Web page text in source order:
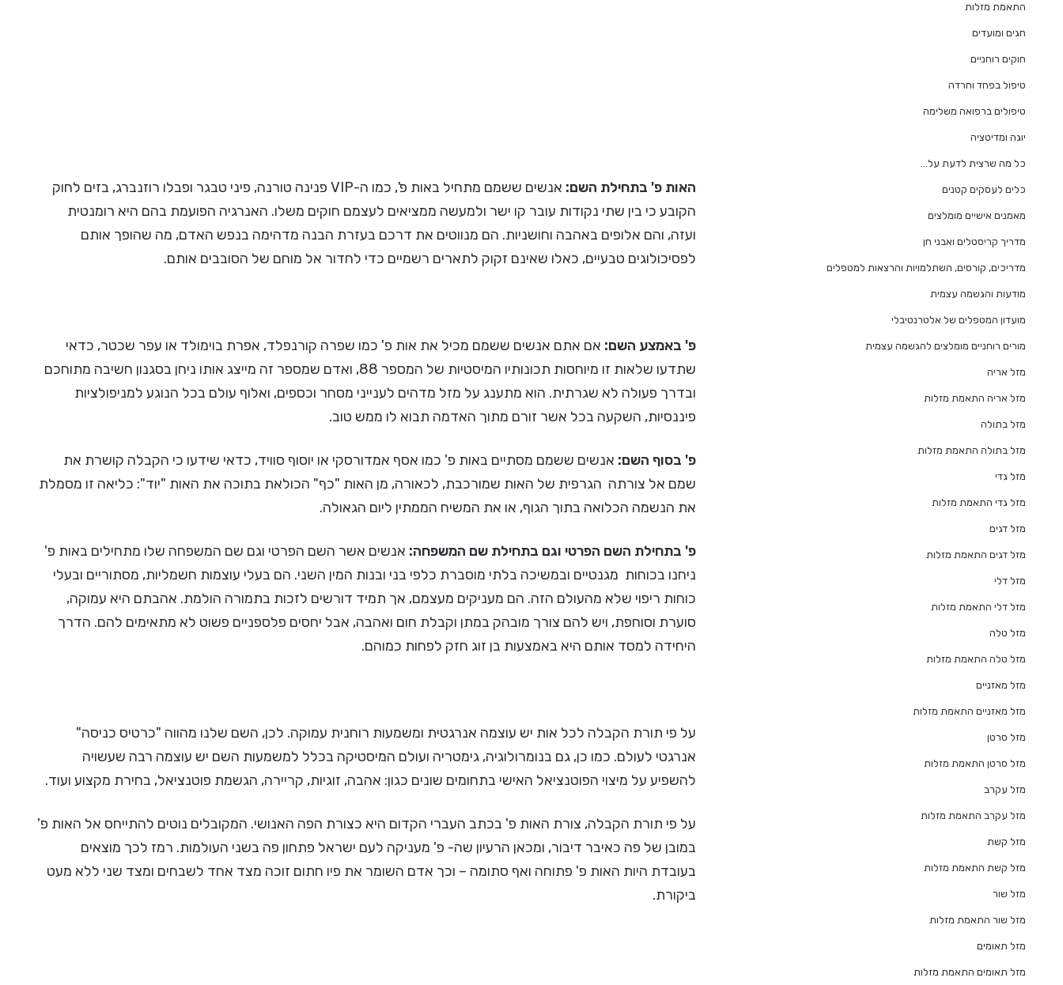
האות פ' בתחילת השם:
אנשים ששמם מתחיל באות פ', כמו ה-VIP פנינה טורנה, פיני טבגר ופבלו רוזנברג, בזים לחוק
הקובע כי בין שתי נקודות עובר קו ישר ולמעשה ממציאים לעצמם חוקים משלו. האנרגיה הפועמת בהם היא רומנטית
ועזה, והם אלופים באהבה וחושניות. הם מנווטים את דרכם בעזרת הבנה מדהימה בנפש האדם, מה שהופך אותם
לפסיכולוגים טבעיים, כאלו שאינם זקוק לתארים רשמיים כדי לחדור אל מוחם של הסובבים אותם.
פ' באמצע השם: אם אתם אנשים ששמם מכיל את אות פ' כמו שפרה קורנפלד, אפרת בוימולד או עפר שכטר, כדאי
שתדעו שלאות זו מיוחסות תכונותיו המיסטיות של המספר 88, ואדם שמספר זה מייצג אותו ניחן בסגנון חשיבה מתוחכם
ובדרך פעולה לא שגרתית. הוא מתענג על מזל מדהים לענייני מסחר וכספים, ואלוף עולם בכל הנוגע למניפולציות
פיננסיות, השקעה בכל אשר זורם מתוך האדמה תבוא לו ממש טוב.
פ' בסוף השם: אנשים ששמם מסתיים באות פ' כמו אסף אמדורסקי או יוסוף סוויד, כדאי שידעו כי הקבלה קושרת את
שמם אל צורתה הגרפית של האות שמורכבת, לכאורה, מן האות "כף" הכולאת בתוכה את האות "יוד": כליאה זו מסמלת
את הנשמה הכלואה בתוך הגוף, או את המשיח הממתין ליום הגאולה.
פ' בתחילת השם הפרטי וגם בתחילת שם המשפחה: אנשים אשר השם הפרטי וגם שם המשפחה שלו מתחילים באות פ'
ניחנו בכוחות מגנטיים ובמשיכה בלתי מוסברת כלפי בני ובנות המין השני. הם בעלי עוצמות חשמליות, מסתוריים ובעלי
כוחות ריפוי שלא מהעולם הזה. הם מעניקים מעצמם, אך תמיד דורשים לזכות בתמורה הולמת. אהבתם היא עמוקה,
סוערת וסוחפת, ויש להם צורך מובהק במתן וקבלת חום ואהבה, אבל יחסים פלספניים פשוט לא מתאימים להם. הדרך
היחידה למסד אותם היא באמצעות בן זוג חזק לפחות כמוהם.
על פי תורת הקבלה לכל אות יש עוצמה אנרגטית ומשמעות רוחנית עמוקה. לכן, השם שלנו מהווה "כרטיס כניסה"
אנרגטי לעולם. כמו כן, גם בנומרולוגיה, גימטריה ועולם המיסטיקה בכלל למשמעות השם יש עוצמה רבה שעשויה
להשפיע על מיצוי הפוטנציאל האישי בתחומים שונים כגון: אהבה, זוגיות, קריירה, הגשמת פוטנציאל, בחירת מקצוע ועוד.
על פי תורת הקבלה, צורת האות פ' בכתב העברי הקדום היא כצורת הפה האנושי. המקובלים נוטים להתייחס אל האות פ'
במובן של פה כאיבר דיבור, ומכאן הרעיון שה- פ' מעניקה לעם ישראל פתחון פה בשני העולמות. רמז לכך מוצאים
בעובדת היות האות פ' פתוחה ואף סתומה – וכך אדם השומר את פיו חתום זוכה מצד אחד לשבחים ומצד שני ללא מעט
ביקורת.
התאמת מזלות
חגים ומועדים
חוקים רוחניים
טיפול בפחד וחרדה
טיפולים ברפואה משלימה
יוגה ומדיטציה
כל מה שרצית לדעת על…
כלים לעסקים קטנים
מאמנים אישיים מומלצים
מדריך קריסטלים ואבני חן
מדריכים, קורסים, השתלמויות והרצאות למטפלים
מודעות והגשמה עצמית
מועדון המטפלים של אלטרנטיבלי
מורים רוחניים מומלצים להגשמה עצמית
מזל אריה
מזל אריה התאמת מזלות
מזל בתולה
מזל בתולה התאמת מזלות
מזל גדי
מזל גדי התאמת מזלות
מזל דגים
מזל דגים התאמת מזלות
מזל דלי
מזל דלי התאמת מזלות
מזל טלה
מזל טלה התאמת מזלות
מזל מאזניים
מזל מאזניים התאמת מזלות
מזל סרטן
מזל סרטן התאמת מזלות
מזל עקרב
מזל עקרב התאמת מזלות
מזל קשת
מזל קשת התאמת מזלות
מזל שור
מזל שור התאמת מזלות
מזל תאומים
מזל תאומים התאמת מזלות